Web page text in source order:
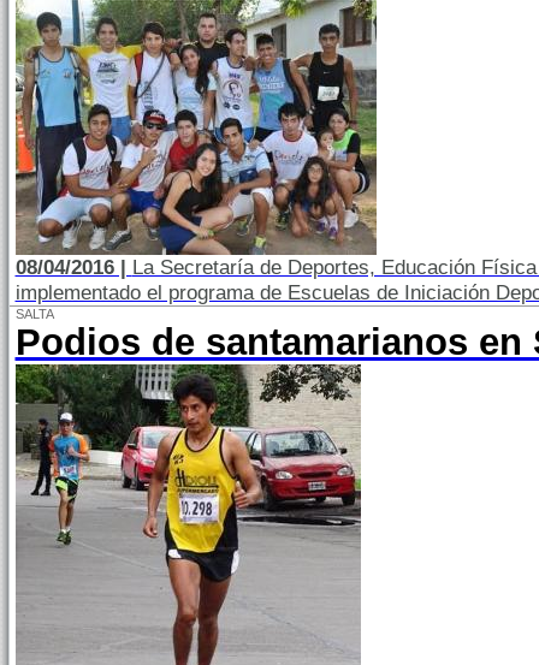
08/04/2016 | La Secretaría de Deportes, Educación
implementado el programa de Escuelas de Iniciación
SALTA
Podios de santamarianos en